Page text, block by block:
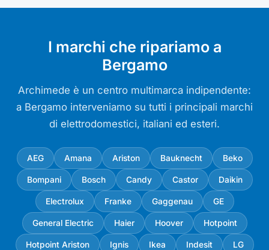
I marchi che ripariamo a
Bergamo
Archimede è un centro multimarca indipendente:
a Bergamo interveniamo su tutti i principali marchi
di elettrodomestici, italiani ed esteri.
AEG Amana Ariston Bauknecht Beko
Bompani Bosch Candy Castor Daikin
Electrolux Franke Gaggenau GE
General Electric Haier Hoover Hotpoint
Hotpoint Ariston Ignis Ikea Indesit LG